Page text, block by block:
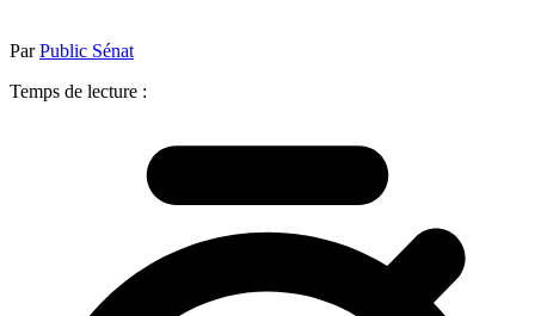
ParPublic Sénat
Temps de lecture :